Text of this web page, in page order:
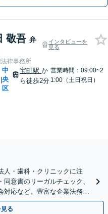
敬吾 弁
インタビューを
見る
律事務所
|
中
央
区
宝町駅か
ら徒歩2分
営業時間：09:00~2
1:00（土日祝日）
人・歯科・クリニックに注
意書のリーガルチェック、
対応など。豊富な企業法務の
側面よりサポート。
る